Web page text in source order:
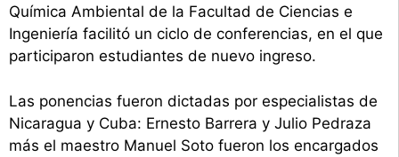
Química Ambiental de la Facultad de Ciencias e
Ingeniería facilitó un ciclo de conferencias, en el que
participaron estudiantes de nuevo ingreso.
Las ponencias fueron dictadas por especialistas de
Nicaragua y Cuba: Ernesto Barrera y Julio Pedraza
más el maestro Manuel Soto fueron los encargados